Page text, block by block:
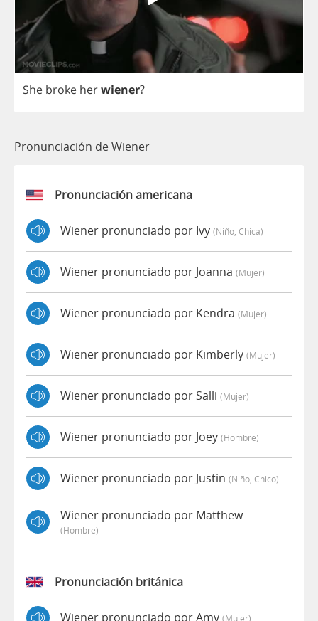
She broke herwiener?
Pronunciación de Wiener
Pronunciación americana
Wiener pronunciado por Ivy (niño, Chica)
Wiener pronunciado por Joanna (mujer)
Wiener pronunciado por Kendra (mujer)
Wiener pronunciado por Kimberly (mujer)
Wiener pronunciado por Salli (mujer)
Wiener pronunciado por Joey (hombre)
Wiener pronunciado por Justin (niño, Chico)
Wiener pronunciado por Matthew
(hombre)
Pronunciación británica
Wiener pronunciado por Amy (mujer)